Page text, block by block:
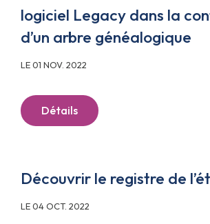
logiciel Legacy dans la
d’un arbre généalogique
LE 01 NOV. 2022
Détails
Découvrir le registre de
LE 04 OCT. 2022